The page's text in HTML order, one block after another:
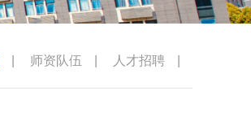
师资队伍 人才招聘